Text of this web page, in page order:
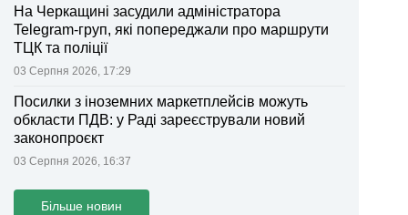
На Черкащині засудили адміністратора
Telegram-груп, які попереджали про маршрути
ТЦК та поліції
03 Серпня 2026, 17:29
Посилки з іноземних маркетплейсів можуть
обкласти ПДВ: у Раді зареєстрували новий
законопроєкт
03 Серпня 2026, 16:37
Більше новин